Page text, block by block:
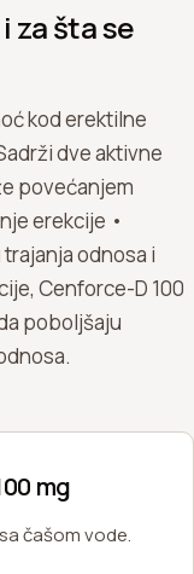
za šta se
kod erektilne
dve aktivne
povećanjem
erekcije •
odnosa i
Cenforce-D 100
poboljšaju
mg
čašom vode.